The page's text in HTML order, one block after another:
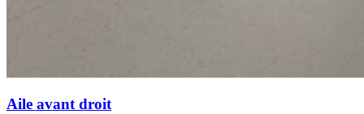
Aile avant droit